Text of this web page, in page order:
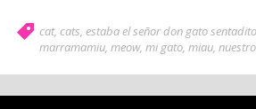
cat, cats, estaba el señor don gato
marramamiu, meow, mi gato, miau,